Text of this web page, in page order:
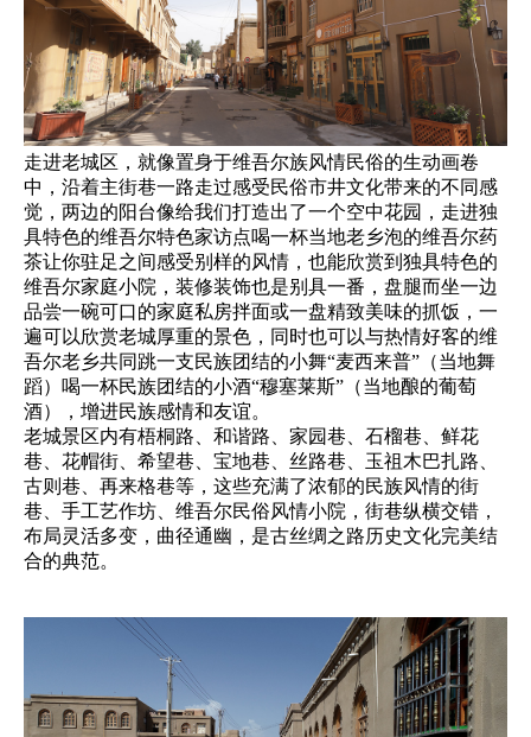
走进老城区，就像置身于维吾尔族风情民俗的生动画卷
中，沿着主街巷一路走过感受民俗市井文化带来的不同感
觉，两边的阳台像给我们打造出了一个空中花园，走进独
具特色的维吾尔特色家访点喝一杯当地老乡泡的维吾尔药
茶让你驻足之间感受别样的风情，也能欣赏到独具特色的
维吾尔家庭小院，装修装饰也是别具一番，盘腿而坐一边
品尝一碗可口的家庭私房拌面或一盘精致美味的抓饭，一
遍可以欣赏老城厚重的景色，同时也可以与热情好客的维
吾尔老乡共同跳一支民族团结的小舞“麦西来普”（当地舞
蹈）喝一杯民族团结的小酒“穆塞莱斯”（当地酿的葡萄
酒），增进民族感情和友谊。
老城景区内有梧桐路、和谐路、家园巷、石榴巷、鲜花
巷、花帽街、希望巷、宝地巷、丝路巷、玉祖木巴扎路、
古则巷、再来格巷等，这些充满了浓郁的民族风情的街
巷、手工艺作坊、维吾尔民俗风情小院，街巷纵横交错，
布局灵活多变，曲径通幽，是古丝绸之路历史文化完美结
合的典范。